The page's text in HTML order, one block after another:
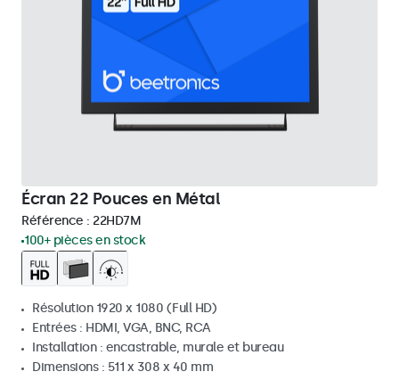
Écran 22 Pouces en Métal
Référence : 22HD7M
100+ pièces en stock
Résolution 1920 x 1080 (Full HD)
Entrées : HDMI, VGA, BNC, RCA
Installation : encastrable, murale et bureau
Dimensions : 511 x 308 x 40 mm